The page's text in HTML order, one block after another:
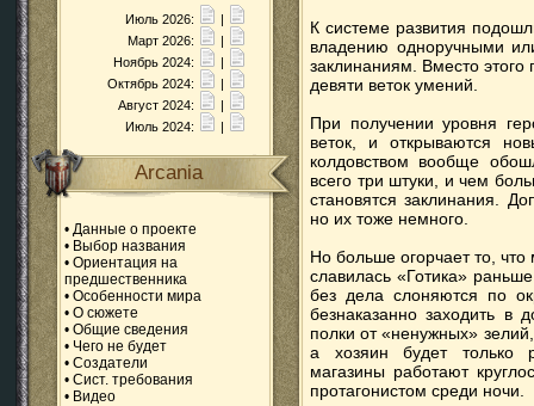
Июль 2026:
|
Март 2026:
|
Ноябрь 2024:
|
Октябрь 2024:
|
Август 2024:
|
Июль 2024:
|
Arcania
• Данные о проекте
• Выбор названия
• Ориентация на
предшественника
• Особенности мира
• О сюжете
• Общие сведения
• Чего не будет
• Создатели
• Сист. требования
• Видео
К системе развития
владению одноручными
заклинаниям. Вместо этого
девяти веток умений.
При получении уровня
веток, и открываются
колдовством вообще
всего три штуки, и чем
становятся заклинания.
но их тоже немного.
Но больше огорчает то,
славилась «Готика»
без дела слоняются по
безнаказанно заходить в
полки от «ненужных»
а хозяин будет только
магазины работают
протагонистом среди ночи.